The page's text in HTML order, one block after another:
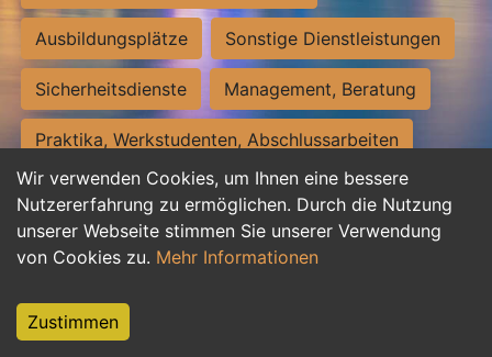
Wir verwenden Cookies, um Ihnen eine bessere
Nutzererfahrung zu ermöglichen. Durch die Nutzung
unserer Webseite stimmen Sie unserer Verwendung
von Cookies zu. Mehr Informationen
Zustimmen
Ausbildungsplätze Sonstige Dienstleistungen
Sicherheitsdienste Management, Beratung
Praktika, Werkstudenten, Abschlussarbeiten
Personalwesen Assistenz, Sekretariat
Hilfskräfte, Aushilfs- und Nebenjobs
Weiterbildung, Studium, duale Ausbildung